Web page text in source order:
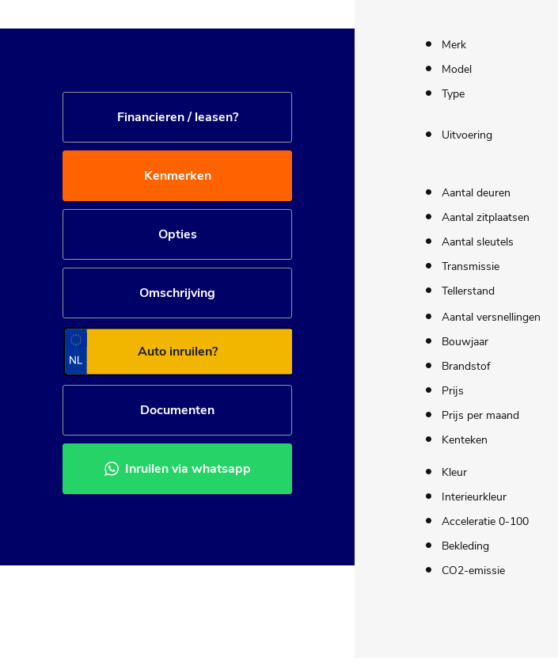
Financieren / leasen?
Kenmerken
Opties
Omschrijving
Auto inruilen?
Documenten
Inruilen via whatsapp
Merk
Model
Type
Uitvoering
Aantal deuren
Aantal zitplaatsen
Aantal sleutels
Transmissie
Tellerstand
Aantal versnellingen
Bouwjaar
Brandstof
Prijs
Prijs per maand
Kenteken
Kleur
Interieurkleur
Acceleratie 0-100
Bekleding
CO2-emissie